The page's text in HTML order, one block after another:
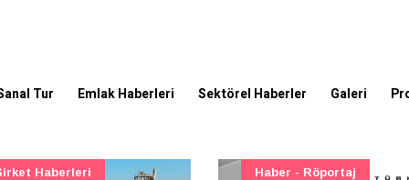
Tur Emlak Haberleri Sektörel Haberler Galeri
- Röportaj TOKİ - Emlak Konut GYO